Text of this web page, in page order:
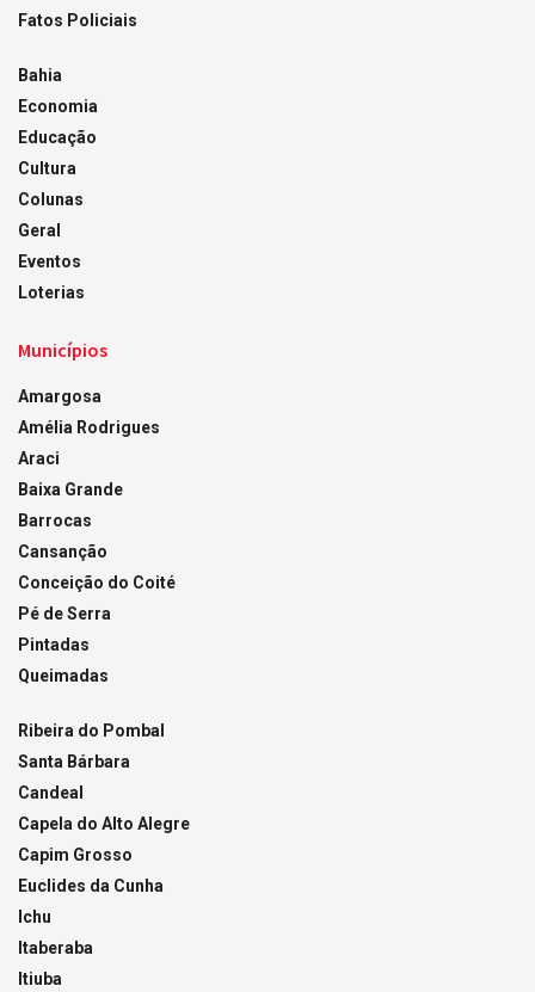
Fatos Policiais
Bahia
Economia
Educação
Cultura
Colunas
Geral
Eventos
Loterias
Municípios
Amargosa
Amélia Rodrigues
Araci
Baixa Grande
Barrocas
Cansanção
Conceição do Coité
Pé de Serra
Pintadas
Queimadas
Ribeira do Pombal
Santa Bárbara
Candeal
Capela do Alto Alegre
Capim Grosso
Euclides da Cunha
Ichu
Itaberaba
Itiuba